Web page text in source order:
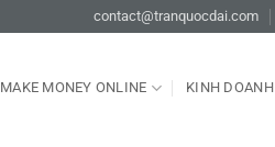
contact@tranquocdai.com
MAKE MONEY ONLINE KINH DOANH